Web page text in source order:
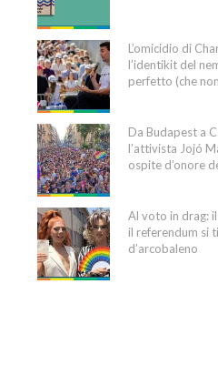
L’omicidio di
l’identikit del
perfetto (che
Da Budapest a
l’attivista Jojó
ospite d’onore
Al voto in drag:
il referendum si
d’arcobaleno